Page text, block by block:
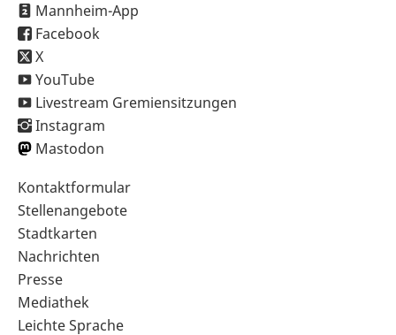
Mannheim-App
Facebook
X
YouTube
Livestream Gremiensitzungen
Instagram
Mastodon
Sekundärnavigation
im
Fußbereich
Kontaktformular
Stellenangebote
Stadtkarten
Nachrichten
Presse
Mediathek
Leichte Sprache